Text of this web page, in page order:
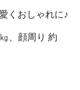
くおしゃれに♪
、顔周り 約